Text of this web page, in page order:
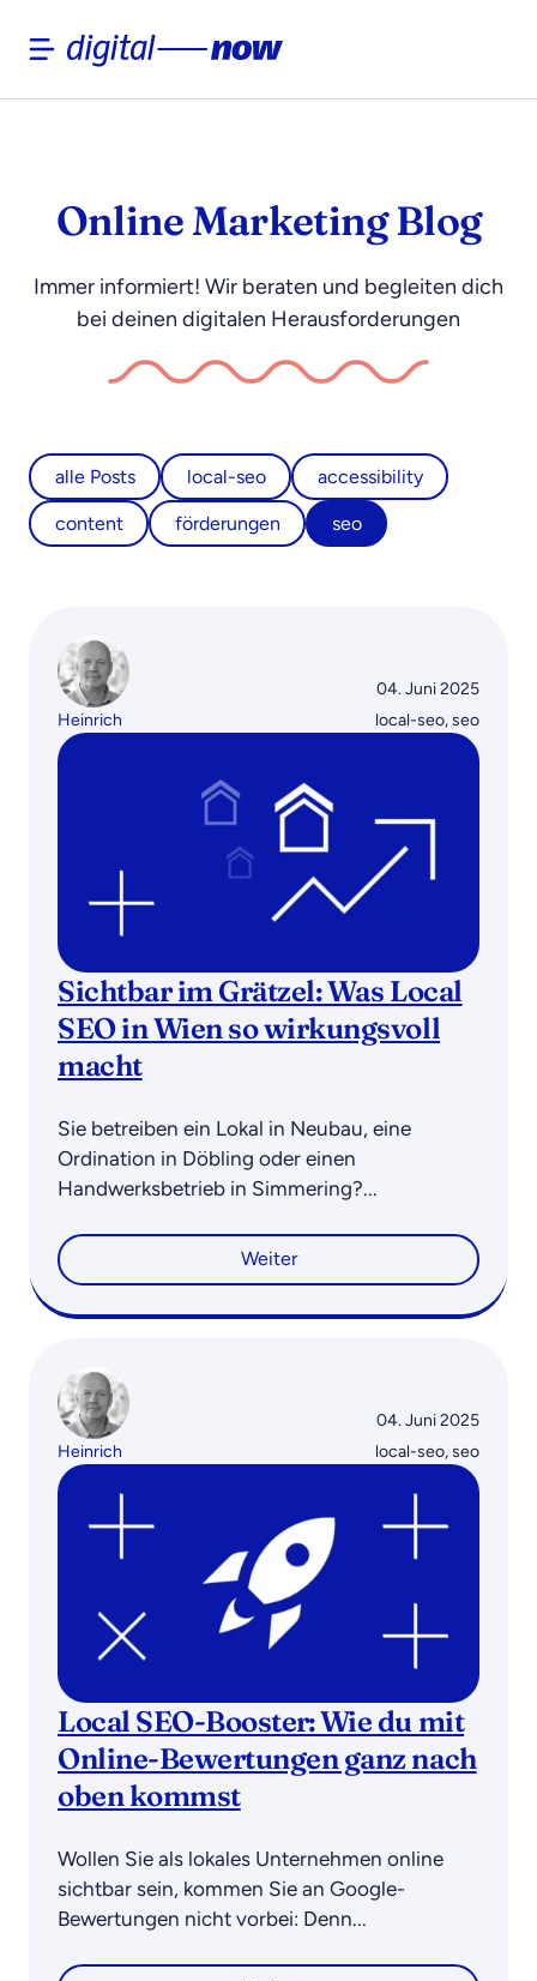
Online Marketing Blog
Immer informiert! Wir beraten und begleiten dich
bei deinen digitalen Herausforderungen
alle Posts local-seo accessibility
content förderungen seo
Heinrich
04. Juni 2025
local-seo,seo
Sichtbar im Grätzel: Was Local
SEO in Wien so wirkungsvoll
macht
Sie betreiben ein Lokal in Neubau, eine
Ordination in Döbling oder einen
Handwerksbetrieb in Simmering?...
Weiter
Heinrich
04. Juni 2025
local-seo,seo
Local SEO-Booster: Wie du mit
Online-Bewertungen ganz nach
oben kommst
Wollen Sie als lokales Unternehmen online
sichtbar sein, kommen Sie an Google-
Bewertungen nicht vorbei: Denn...